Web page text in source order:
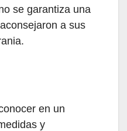
se garantiza una
a sus
en un
y